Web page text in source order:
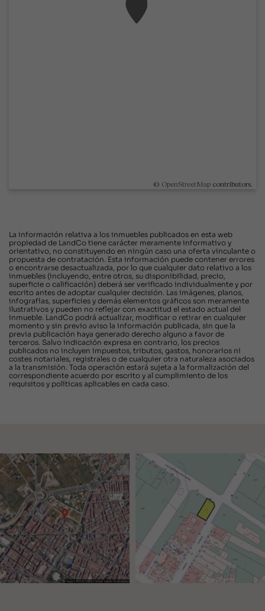
© OpenStreetMap contributors.
La información relativa a los inmuebles publicados en esta web
propiedad de LandCo tiene carácter meramente informativo y
orientativo, no constituyendo en ningún caso una oferta vinculante o
propuesta de contratación. Esta información puede contener errores
o encontrarse desactualizada, por lo que cualquier dato relativo a los
inmuebles (incluyendo, entre otros, su disponibilidad, precio,
superficie o calificación) deberá ser verificado individualmente y por
escrito antes de adoptar cualquier decisión. Las imágenes, planos,
infografías, superficies y demás elementos gráficos son meramente
ilustrativos y pueden no reflejar con exactitud el estado actual del
inmueble. LandCo podrá actualizar, modificar o retirar en cualquier
momento y sin previo aviso la información publicada, sin que la
previa publicación haya generado derecho alguno a favor de
terceros. Salvo indicación expresa en contrario, los precios
publicados no incluyen impuestos, tributos, gastos, honorarios ni
costes notariales, registrales o de cualquier otra naturaleza asociados
a la transmisión. Toda operación estará sujeta a la formalización del
correspondiente acuerdo por escrito y al cumplimiento de los
requisitos y políticas aplicables en cada caso.